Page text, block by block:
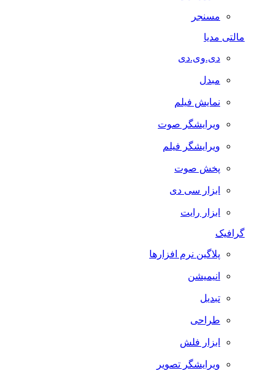
مسنجر
مالتی مدیا
دی.وی.دی
مبدل
نمایش فیلم
ویرایشگر صوت
ویرایشگر فیلم
پخش صوت
ابزار سی دی
ابزار رایت
گرافیک
پلاگین نرم افزارها
انیمیشن
تبدیل
طراحی
ابزار فلش
ویرایشگر تصویر